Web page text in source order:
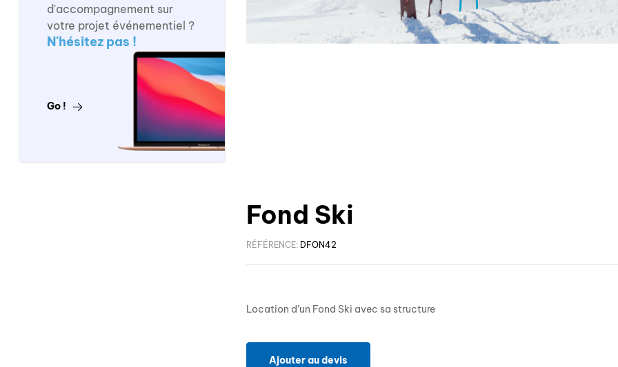
Fond Ski
RÉFÉRENCE: DFON42
Location d’un Fond Ski avec sa structure
Ajouter au devis
d'accompagnement sur
votre projet événementiel ?
N'hésitez pas !
Go !